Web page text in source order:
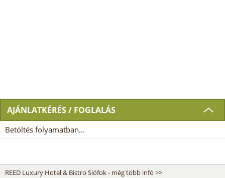
AJÁNLATKÉRÉS / FOGLALÁS
Betöltés folyamatban...
REED Luxury Hotel & Bistro Siófok - még több infó >>